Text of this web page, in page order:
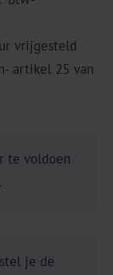
vrijgesteld
artikel 25 van
te voldoen
.
je de